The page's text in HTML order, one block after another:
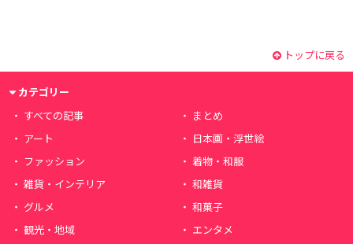
トップに戻る
カテゴリー
すべての記事
まとめ
アート
日本画・浮世絵
ファッション
着物・和服
雑貨・インテリア
和雑貨
グルメ
和菓子
観光・地域
エンタメ